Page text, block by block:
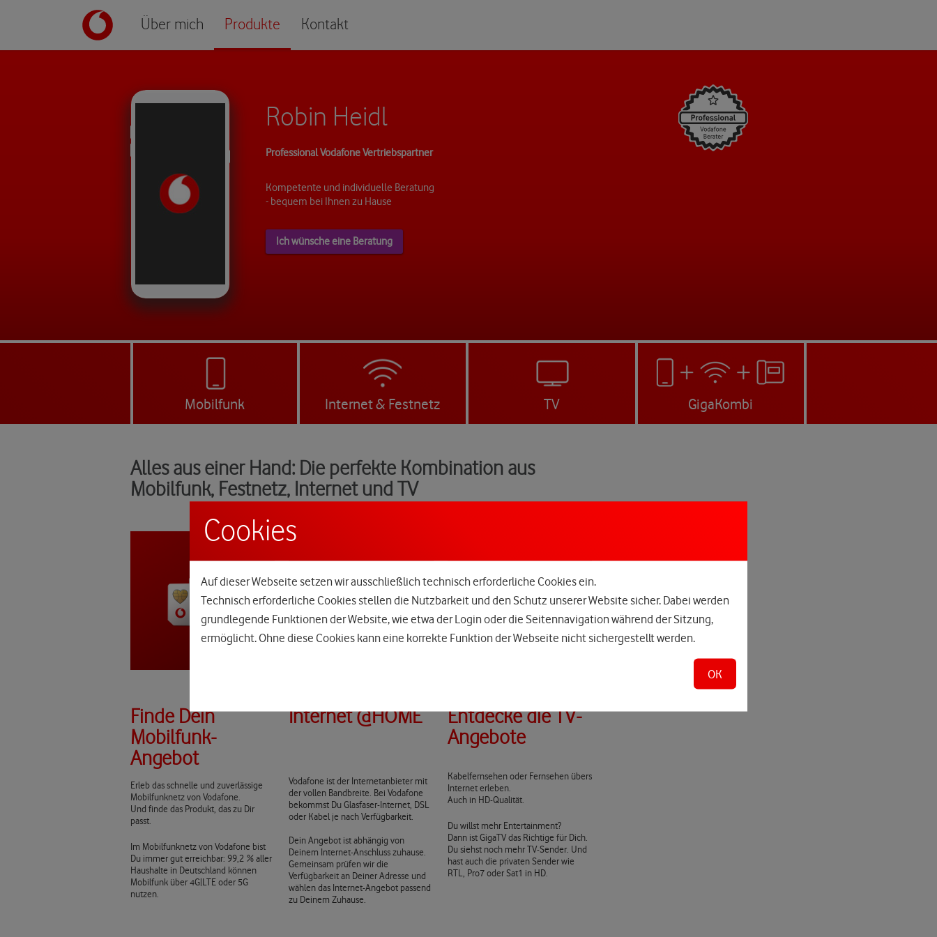
Über mich Produkte Kontakt
Robin Heidl
Professional Vodafone Vertriebspartner
Kompetente und individuelle Beratung
- bequem bei Ihnen zu Hause
Ich wünsche eine Beratung
Mobilfunk Internet & Festnetz TV GigaKombi
Alles aus einer Hand: Die perfekte Kombination aus
Mobilfunk, Festnetz, Internet und TV
Finde Dein
Mobilfunk-
Angebot
Erleb das schnelle und zuverlässige
Mobilfunknetz von Vodafone.
Und finde das Produkt, das zu Dir
passt.
Im Mobilfunknetz von Vodafone bist
Du immer gut erreichbar: 99,2 % aller
Haushalte in Deutschland können
Mobilfunk über 4G|LTE oder 5G
nutzen.
Internet @HOME
Vodafone ist der Internetanbieter mit
der vollen Bandbreite. Bei Vodafone
bekommst Du Glasfaser-Internet, DSL
oder Kabel je nach Verfügbarkeit.
Dein Angebot ist abhängig von
Deinem Internet-Anschluss zuhause.
Gemeinsam prüfen wir die
Verfügbarkeit an Deiner Adresse und
wählen das Internet-Angebot passend
zu Deinem Zuhause.
Entdecke die TV-
Angebote
Kabelfernsehen oder Fernsehen übers
Internet erleben.
Auch in HD-Qualität.
Du willst mehr Entertainment?
Dann ist GigaTV das Richtige für Dich.
Du siehst noch mehr TV-Sender. Und
hast auch die privaten Sender wie
RTL, Pro7 oder Sat1 in HD.
Cookies
Auf dieser Webseite setzen wir ausschließlich technisch erforderliche Cookies ein.
Technisch erforderliche Cookies stellen die Nutzbarkeit und den Schutz unserer Website sicher. Dabei werden
grundlegende Funktionen der Website, wie etwa der Login oder die Seitennavigation während der Sitzung,
ermöglicht. Ohne diese Cookies kann eine korrekte Funktion der Webseite nicht sichergestellt werden.
OK